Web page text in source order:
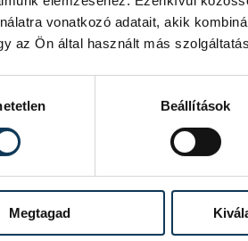
vonatkozó adatait, akik
az Ön által használt más
Beállítások
Megtagad